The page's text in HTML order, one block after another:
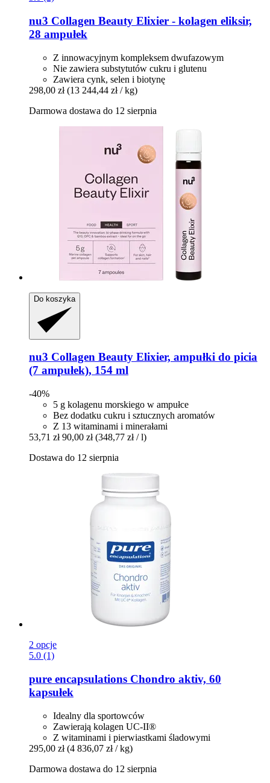
nu3 Collagen Beauty Elixier -​ kolagen eliksir,
28 ampułek
Z innowacyjnym kompleksem dwufazowym
Nie zawiera substytutów cukru i glutenu
Zawiera cynk, selen i biotynę
298,00 zł (13 244,44 zł / kg)
Darmowa dostawa do 12 sierpnia
Do koszyka
nu3 Collagen Beauty Elixier, ampułki do picia
(7 ampułek), 154 ml
-40%
5 g kolagenu morskiego w ampułce
Bez dodatku cukru i sztucznych aromatów
Z 13 witaminami i minerałami
53,71 zł 90,00 zł (348,77 zł / l)
Dostawa do 12 sierpnia
2 opcje
5.0 (1)
pure encapsulations Chondro aktiv, 60
kapsułek
Idealny dla sportowców
Zawierają kolagen UC-II®
Z witaminami i pierwiastkami śladowymi
295,00 zł (4 836,07 zł / kg)
Darmowa dostawa do 12 sierpnia